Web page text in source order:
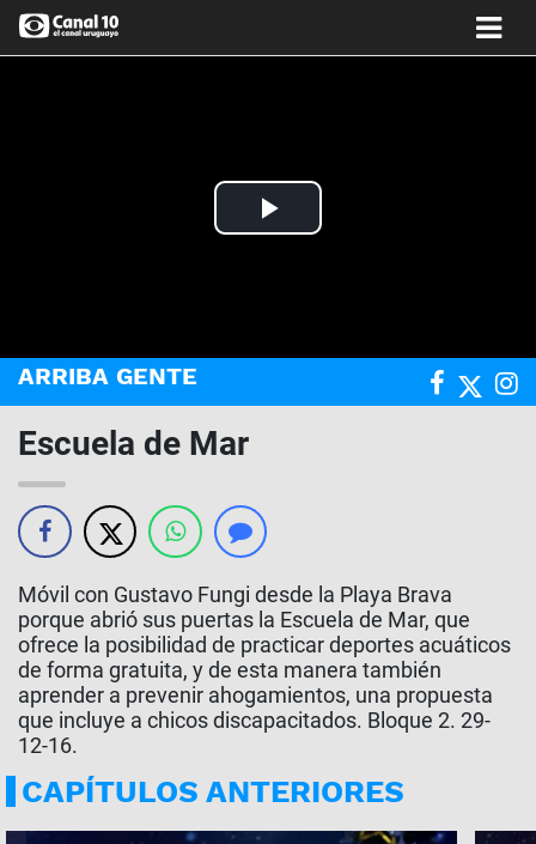
Play
ARRIBA GENTE
Escuela de Mar
Móvil con Gustavo Fungi desde la Playa Brava
porque abrió sus puertas la Escuela de Mar, que
ofrece la posibilidad de practicar deportes acuáticos
de forma gratuita, y de esta manera también
aprender a prevenir ahogamientos, una propuesta
que incluye a chicos discapacitados. Bloque 2. 29-
12-16.
CAPÍTULOS ANTERIORES